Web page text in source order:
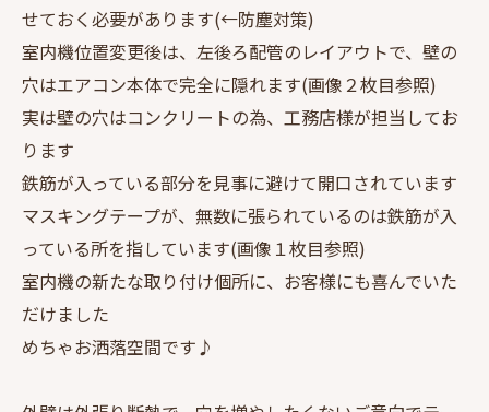
せておく必要があります(←防塵対策)
室内機位置変更後は、左後ろ配管のレイアウトで、壁の
穴はエアコン本体で完全に隠れます(画像２枚目参照)
実は壁の穴はコンクリートの為、工務店様が担当してお
ります
鉄筋が入っている部分を見事に避けて開口されています
マスキングテープが、無数に張られているのは鉄筋が入
っている所を指しています(画像１枚目参照)
室内機の新たな取り付け個所に、お客様にも喜んでいた
だけました
めちゃお洒落空間です♪